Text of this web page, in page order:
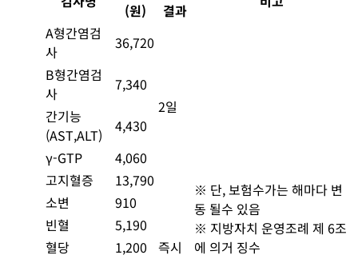
(원)
결과
A형간염검
사
36,720
2일
※ 단, 보험수가는 해마다 변
동 될수 있음
※ 지방자치 운영조례 제 6조
에 의거 징수
B형간염검
사
7,340
간기능
(AST,ALT)
4,430
γ-GTP
4,060
고지혈증
13,790
소변
910
즉시
빈혈
5,190
혈당
1,200